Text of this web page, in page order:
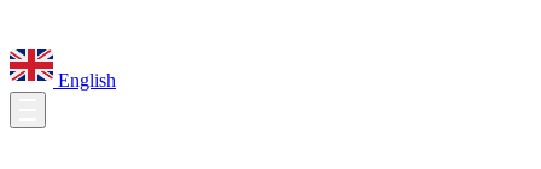
English